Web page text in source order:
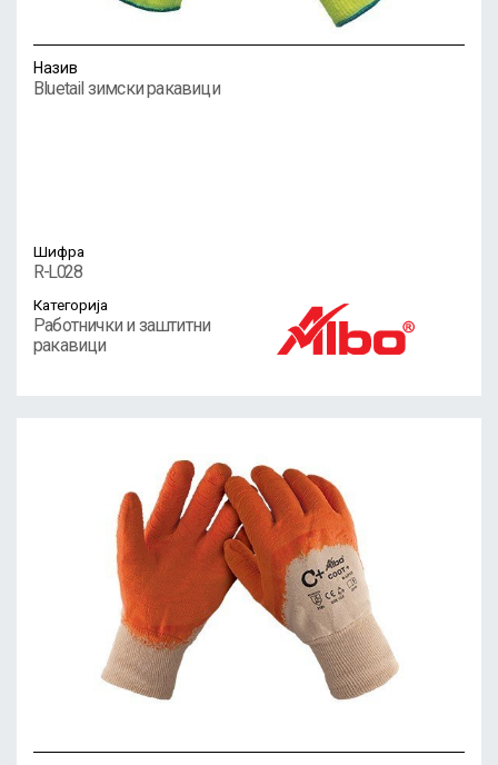
Назив
Bluetail зимски ракавици
Шифра
R-L028
Категорија
Работнички и заштитни
ракавици